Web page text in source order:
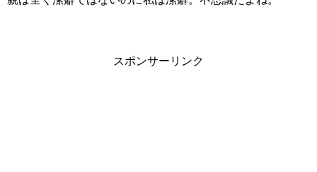
スポンサーリンク